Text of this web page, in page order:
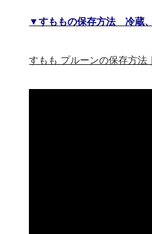
▼すももの保存方法 冷蔵
すもも プルーンの保存方法